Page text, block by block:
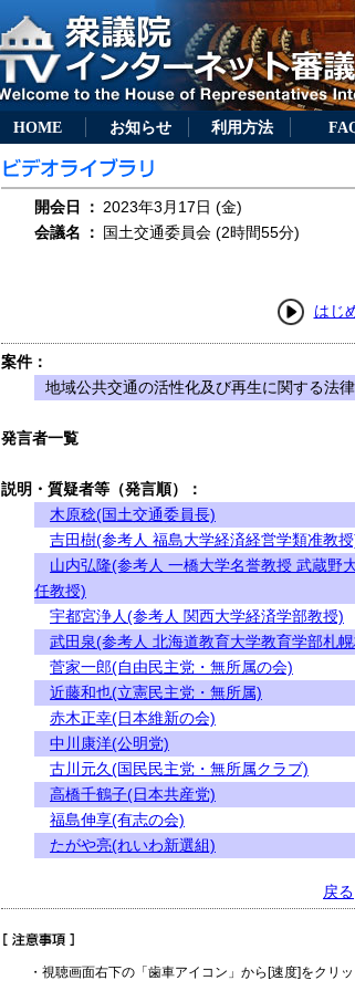
HOME お知らせ 利用方法
開会日 ： 2023年3月17日 (金)
会議名
： 国土交通委員会 (2時間55分)
はじ
案件：
地域公共交通の活性化及び再生に関する法
発言者一覧
説明・質疑者等（発言順）：
木原稔(国土交通委員長)
吉田樹(参考人 福島大学経済経営学類准教
山内弘隆(参考人 一橋大学名誉教授 武蔵野
任教授)
宇都宮浄人(参考人 関西大学経済学部教授)
武田泉(参考人 北海道教育大学教育学部札
菅家一郎(自由民主党・無所属の会)
近藤和也(立憲民主党・無所属)
赤木正幸(日本維新の会)
中川康洋(公明党)
古川元久(国民民主党・無所属クラブ)
高橋千鶴子(日本共産党)
福島伸享(有志の会)
たがや亮(れいわ新選組)
戻る
・視聴画面右下の「歯車アイコン」から[速度]をクリ